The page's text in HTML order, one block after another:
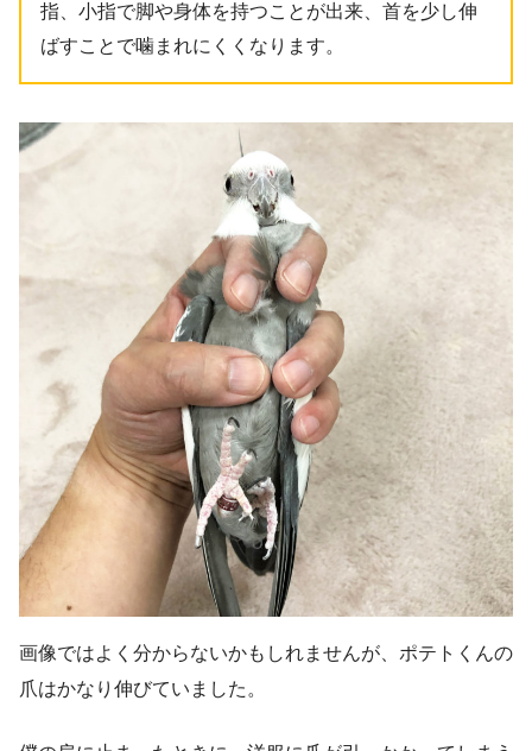
指、小指で脚や身体を持つことが出来、首を少し伸
ばすことで噛まれにくくなります。
画像ではよく分からないかもしれませんが、ポテトくんの
爪はかなり伸びていました。